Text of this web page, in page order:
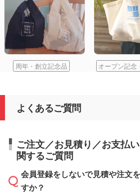
周年・創立記念品 オープン記念
よくあるご質問
ご注文／お見積り／お支払
関するご質問
会員登録をしないで見積や注文
すか？